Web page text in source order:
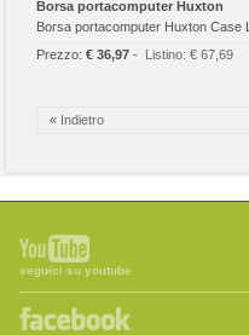
Borsa portacomputer Huxton
Borsa portacomputer Huxton Case
Prezzo: € 36,97 - Listino: € 67,69
« Indietro
seguici su youtube